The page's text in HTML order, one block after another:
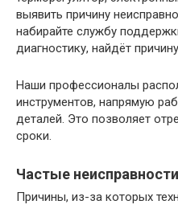
выявить причину
набирайте службу
диагностику, найдёт
Наши профессионалы
инструментов, напрямую
деталей. Это позволяет
сроки.
Частые
Причины, из-за которых